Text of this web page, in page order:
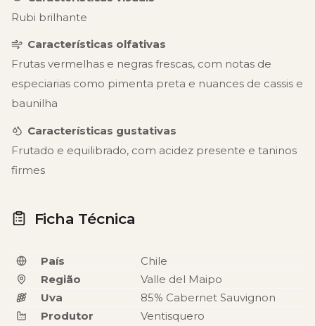
Rubi brilhante
Características olfativas
Frutas vermelhas e negras frescas, com notas de
especiarias como pimenta preta e nuances de cassis e
baunilha
Características gustativas
Frutado e equilibrado, com acidez presente e taninos
firmes
Ficha Técnica
País
Chile
Região
Valle del Maipo
Uva
85% Cabernet Sauvignon
Produtor
Ventisquero